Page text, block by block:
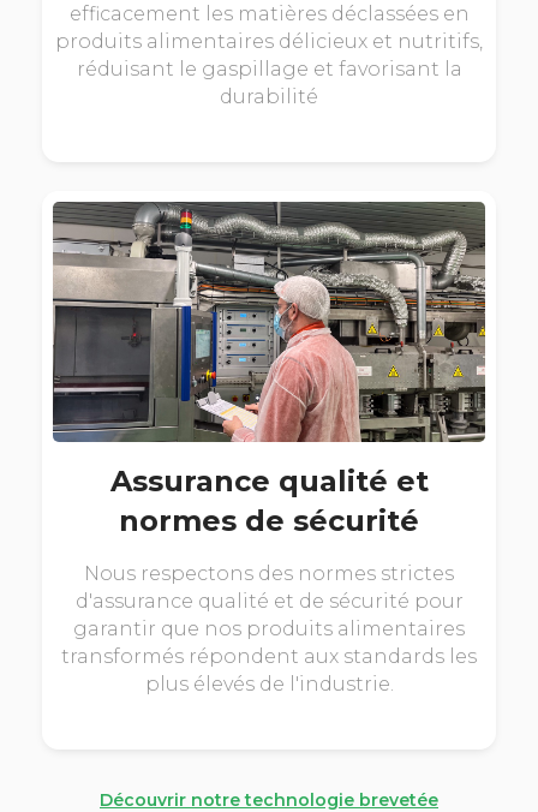
efficacement les matières déclassées en
produits alimentaires délicieux et nutritifs,
réduisant le gaspillage et favorisant la
durabilité
Assurance qualité et
normes de sécurité
Nous respectons des normes strictes
d'assurance qualité et de sécurité pour
garantir que nos produits alimentaires
transformés répondent aux standards les
plus élevés de l'industrie.
Découvrir notre technologie brevetée